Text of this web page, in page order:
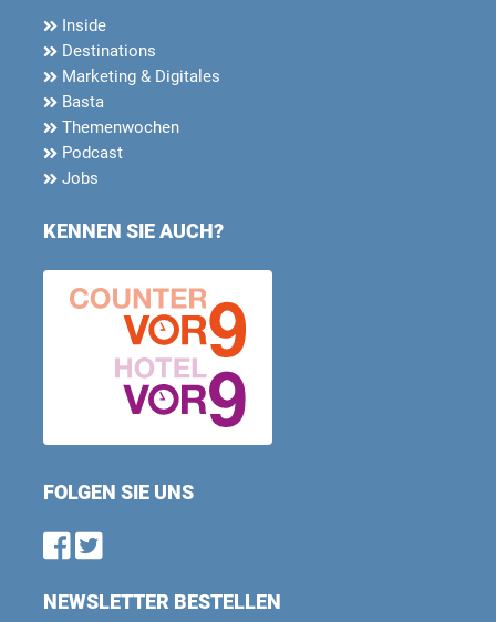
Inside
Destinations
Marketing & Digitales
Basta
Themenwochen
Podcast
Jobs
KENNEN SIE AUCH?
FOLGEN SIE UNS
Find us on Facebook
Follow us on Twitter
NEWSLETTER BESTELLEN